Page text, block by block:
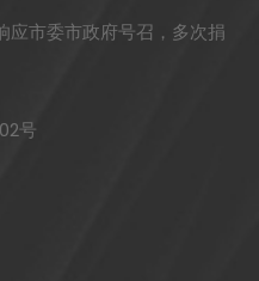
应市委市政府号召，多次捐
号